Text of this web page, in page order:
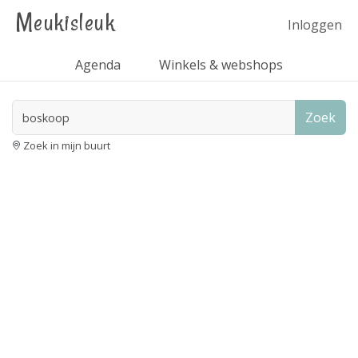
Meukisleuk Inloggen
Agenda Winkels & webshops
Zoek
Zoek in mijn buurt